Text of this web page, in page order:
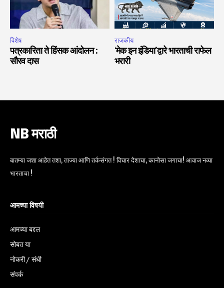
विशेष
पत्रकारिता ते हिंसक आंदोलन :
सौरव दास
राजकीय
‘मेक इन इंडिया’द्वारे भारताची राफेल
भरारी
NB मराठी
बातम्या जशा आहेत तशा, ताज्या आणि तर्कसंगत ! विचार देशाचा, कानोसा जगाचा! आवाज नव्या
भारताचा !
आमच्या विषयी
आमच्या बद्दल
सोबत या
नोकरी / संधी
संपर्क